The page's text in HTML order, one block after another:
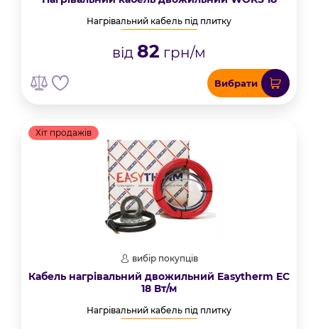
Нагрівальний кабель під плитку
від 82 грн/м
Вибрати
Хіт продажів
вибір покупців
Кабель нагрівальний двожильний Easytherm EC
18 Вт/м
Нагрівальний кабель під плитку